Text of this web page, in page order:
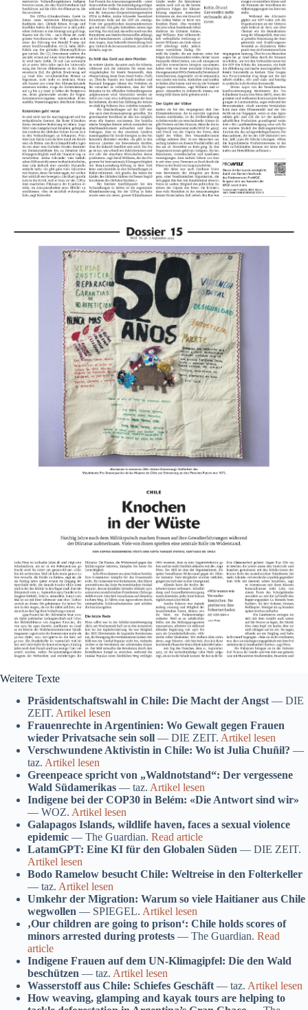
Weitere Texte
Präsidentschaftswahl in Chile: Die Macht der Angst — DIE
ZEIT. Artikel lesen
Frauenrechte in Argentinien: Wo Gewalt gegen Frauen
wieder Privatsache sein soll — DIE ZEIT. Artikel lesen
Verschwundene Aktivistin in Chile: Wo ist Julia Chuñil? —
taz. Artikel lesen
Greenpeace spricht von „Waldnotstand“: Der vergessene
Wald Südamerikas — taz. Artikel lesen
Indigene bei der COP30 in Belém: «Die Antwort sind wir»
— WOZ. Artikel lesen
Galapagos Islands, wildlife haven, faces a sexual violence
epidemic — The Guardian. Read article
LatamGPT: Eine KI für den Globalen Süden — DIE ZEIT.
Artikel lesen
Bodo Ramelow besucht Chile: Weltreise in den Folterkeller
— taz. Artikel lesen
Umkehr der Migration: Warum so viele Haitianer aus Chile
wegwollen — SPIEGEL. Artikel lesen
‚Our children are going to prison‘: Chile holds scores of
minors arrested during protests — The Guardian. Read
article
Indigene Frauen auf dem UN-Klimagipfel: Die den Wald
beschützen — taz. Artikel lesen
Wasserstoff aus Chile: Schiefes Geschäft — taz. Artikel lesen
How weaving, glamping and kayak tours are helping to